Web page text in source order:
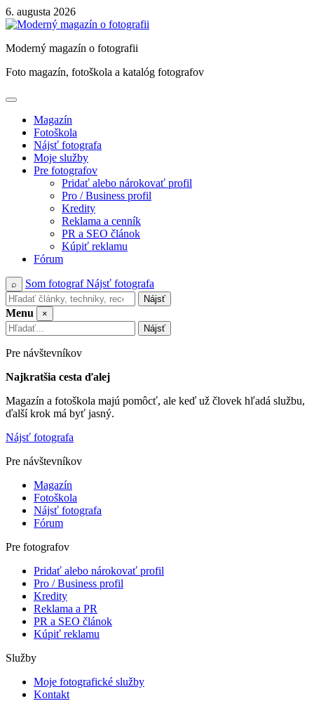
Skip
to
6. augusta 2026
Moderný magazín o fotografii
Foto magazín, fotoškola a katalóg fotografov
Magazín
Fotoškola
Nájsť fotografa
Moje služby
Pre fotografov
Pridať alebo nárokovať profil
Pro / Business profil
Kredity
Reklama a cenník
PR a SEO článok
Kúpiť reklamu
Fórum
⌕ Som fotografNájsť fotografa
Nájsť
Menu
×
Nájsť
Pre návštevníkov
Najkratšia cesta ďalej
Magazín a fotoškola majú pomôcť, ale keď už človek hľadá službu,
ďalší krok má byť jasný.
Nájsť fotografa
Pre návštevníkov
Magazín
Fotoškola
Nájsť fotografa
Fórum
Pre fotografov
Pridať alebo nárokovať profil
Pro / Business profil
Kredity
Reklama a PR
PR a SEO článok
Kúpiť reklamu
Služby
Moje fotografické služby
Kontakt